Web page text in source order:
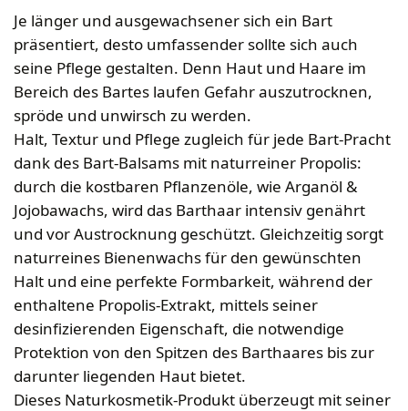
Diverses für Bienenarbeit
EHM Uni Beute
Zander Beute
Segeberger Beute
Frankenbeute
Mini Plus
Dadant-Beuten & Kompatible Systeme
Wabenhonigwelt
Rähmchen & Zubehör
Diverses
Königinnenzucht
Zuchtsysteme
Begattungskästchen
Königinnen zeichnen
Diverses für Königinnenzucht
Ernte und Lagerung
Honigernte
Schleudern
Siebe
Lagerung
Propolisernte
Pollenernte
Honigverarbeitung
Vermarktung
Verkaufsgebinde
Bekleidung
Stockwaagen
Bienenluft
Fachliteratur
Imkerei
Bienengesundheit
Bienenweide
Honig & Bienenprodukte
Königinnenzucht
Diverse Fachliteratur
Kosmetik
Dusch- & Schaumbäder
Haarpflegeprodukte
Seifen
Cremen & Salben
Lippenpflege
Mundhygiene
Geschenke/Diverses
Kerzen & Zubehör
Kerzenwachs
Gießformen
Kerzen
Zubehör
Geschenkideen
Tierbedarf
Bienenpatenschaft
Imkerschule
Labor
Zahlungsarten
Versandkosten
Newsletteranmeldung
Anmelden
Je länger und ausgewachsener sich ein Bart
präsentiert, desto umfassender sollte sich auch
seine Pflege gestalten. Denn Haut und Haare im
Bereich des Bartes laufen Gefahr auszutrocknen,
spröde und unwirsch zu werden.
Halt, Textur und Pflege zugleich für jede Bart-Pracht
dank des Bart-Balsams mit naturreiner Propolis:
durch die kostbaren Pflanzenöle, wie Arganöl &
Jojobawachs, wird das Barthaar intensiv genährt
und vor Austrocknung geschützt. Gleichzeitig sorgt
naturreines Bienenwachs für den gewünschten
Halt und eine perfekte Formbarkeit, während der
enthaltene Propolis-Extrakt, mittels seiner
desinfizierenden Eigenschaft, die notwendige
Protektion von den Spitzen des Barthaares bis zur
darunter liegenden Haut bietet.
Dieses Naturkosmetik-Produkt überzeugt mit seiner